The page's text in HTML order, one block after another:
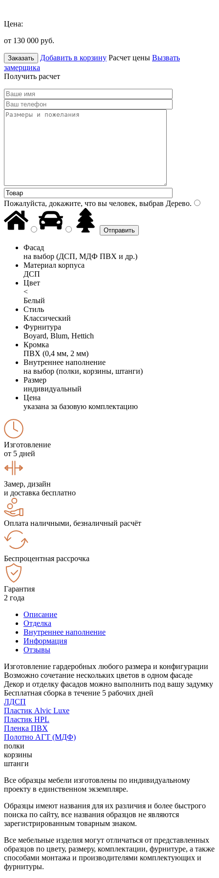
Цена:
от 130 000 руб.
Заказать Добавить в корзину Расчет цены Вызвать
замерщика
Получить расчет
Пожалуйста, докажите, что вы человек, выбрав Дерево.
Фасад
на выбор (ДСП, МДФ ПВХ и др.)
Материал корпуса
ДСП
Цвет
<
Белый
Стиль
Классический
Фурнитура
Boyard, Blum, Hettich
Кромка
ПВХ (0,4 мм, 2 мм)
Внутреннее наполнение
на выбор (полки, корзины, штанги)
Размер
индивидуальный
Цена
указана за базовую комплектацию
Изготовление
от 5 дней
Замер, дизайн
и доставка бесплатно
Оплата наличными, безналичный расчёт
Беспроцентная рассрочка
Гарантия
2 года
Описание
Отделка
Внутреннее наполнение
Информация
Отзывы
Изготовление гардеробных любого размера и конфигурации
Возможно сочетание нескольких цветов в одном фасаде
Декор и отделку фасадов можно выполнить под вашу задумку
Бесплатная сборка в течение 5 рабочих дней
ЛДСП
Пластик Alvic Luxe
Пластик HPL
Пленка ПВХ
Полотно АГТ (МДФ)
полки
корзины
штанги
Все образцы мебели изготовлены по индивидуальному
проекту в единственном экземпляре.
Образцы имеют названия для их различия и более быстрого
поиска по сайту, все названия образцов не являются
зарегистрированным товарным знаком.
Все мебельные изделия могут отличаться от представленных
образцов по цвету, размеру, комплектации, фурнитуре, а также
способами монтажа и производителями комплектующих и
фурнитуры.